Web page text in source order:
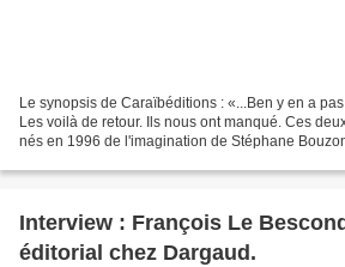
Le synopsis de Caraïbéditions : «...Ben y en a
Les voilà de retour. Ils nous ont manqué. Ces
nés en 1996 de l'imagination de Stéphane
Interview : François Le
éditorial chez Dargaud.